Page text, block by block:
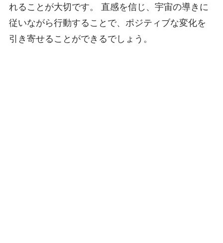
れることが大切です。 直感を信じ、宇宙の導きに
従いながら行動することで、ポジティブな変化を
引き寄せることができるでしょう。